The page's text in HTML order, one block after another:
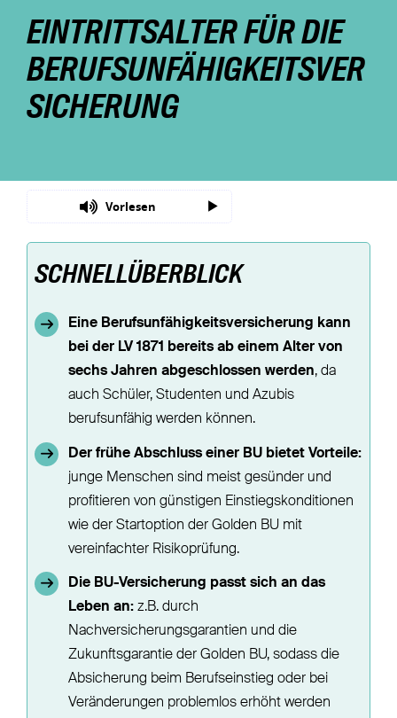
Nachhaltigkeit
Magazin
EINTRITTSALTER FÜR DIE
BERUFSUNFÄHIGKEITSVER
SICHERUNG
Vorlesen
SCHNELLÜBERBLICK
Eine Berufsunfähigkeitsversicherung kann
bei der LV 1871 bereits ab einem Alter von
sechs Jahren abgeschlossen werden, da
auch Schüler, Studenten und Azubis
berufsunfähig werden können.
Der frühe Abschluss einer BU bietet Vorteile:
junge Menschen sind meist gesünder und
profitieren von günstigen Einstiegskonditionen
wie der Startoption der Golden BU mit
vereinfachter Risikoprüfung.
Die BU-Versicherung passt sich an das
Leben an: z.B. durch
Nachversicherungsgarantien und die
Zukunftsgarantie der Golden BU, sodass die
Absicherung beim Berufseinstieg oder bei
Veränderungen problemlos erhöht werden